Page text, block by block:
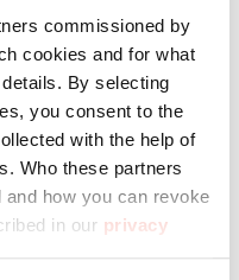
commissioned by
cookies and for what
By selecting
you consent to the
with the help of
Who these partners
how you can revoke
in our privacy
dane